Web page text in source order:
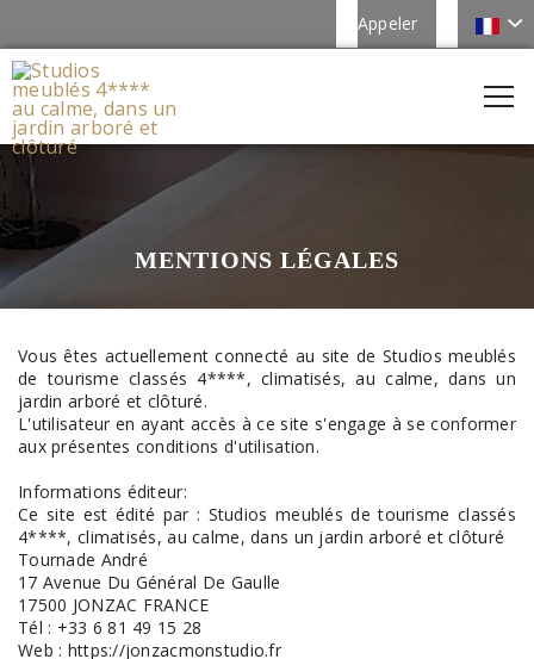
Appeler
MENTIONS LÉGALES
Vous êtes actuellement connecté au site de Studios meublés
de tourisme classés 4****, climatisés, au calme, dans un
jardin arboré et clôturé.
L'utilisateur en ayant accès à ce site s'engage à se conformer
aux présentes conditions d'utilisation.
Informations éditeur:
Ce site est édité par : Studios meublés de tourisme classés
4****, climatisés, au calme, dans un jardin arboré et clôturé
Tournade André
17 Avenue Du Général De Gaulle
17500 JONZAC FRANCE
Tél : +33 6 81 49 15 28
Web : https://jonzacmonstudio.fr